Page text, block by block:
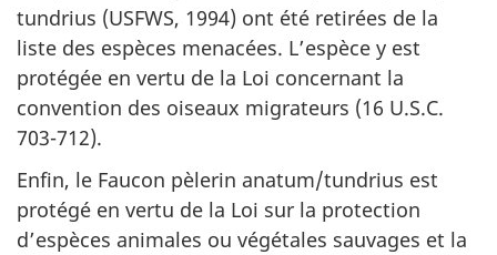
tundrius (USFWS, 1994) ont été retirées de la
liste des espèces menacées. L’espèce y est
protégée en vertu de la Loi concernant la
convention des oiseaux migrateurs (16 U.S.C.
703-712).
Enfin, le Faucon pèlerin anatum/tundrius est
protégé en vertu de la Loi sur la protection
d’espèces animales ou végétales sauvages et la